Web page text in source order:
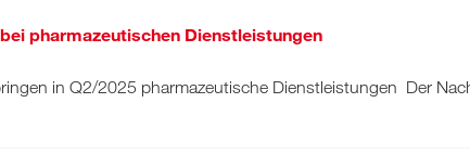
pharmazeutischen Dienstleistungen
in Q2/2025 pharmazeutische Dienstleistungen Der